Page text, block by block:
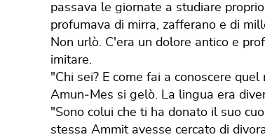
passava le giornate a studiare
profumava di mirra, zafferano e di
​Non urlò. C'era un dolore antico e
imitare.
"Chi sei? E come fai a conoscere
​Amun‐Mes si gelò. La lingua era
"Sono colui che ti ha donato il suo
stessa Ammit avesse cercato di